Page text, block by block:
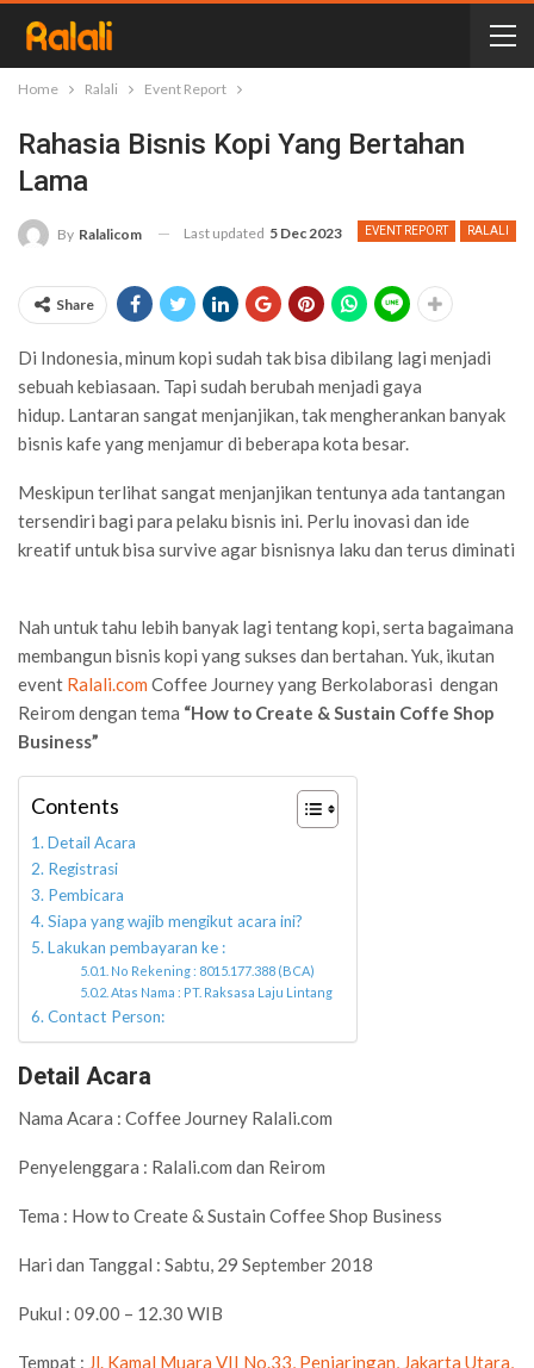
Home Ralali Event Report
Rahasia Bisnis Kopi Yang Bertahan
Lama
EVENT REPORT RALALI
By Ralalicom Last updated 5 Dec 2023
Share
Di Indonesia, minum kopi sudah tak bisa dibilang lagi menjadi
sebuah kebiasaan. Tapi sudah berubah menjadi gaya
hidup. Lantaran sangat menjanjikan, tak mengherankan banyak
bisnis kafe yang menjamur di beberapa kota besar.
Meskipun terlihat sangat menjanjikan tentunya ada tantangan
tersendiri bagi para pelaku bisnis ini. Perlu inovasi dan ide
kreatif untuk bisa survive agar bisnisnya laku dan terus diminati
Nah untuk tahu lebih banyak lagi tentang kopi, serta bagaimana
membangun bisnis kopi yang sukses dan bertahan. Yuk, ikutan
event Ralali.com Coffee Journey yang Berkolaborasi dengan
Reirom dengan tema “How to Create & Sustain Coffe Shop
Business”
Contents
Detail Acara
Registrasi
Pembicara
Siapa yang wajib mengikut acara ini?
Lakukan pembayaran ke :
No Rekening : 8015.177.388 (BCA)
Atas Nama : PT. Raksasa Laju Lintang
Contact Person:
Detail Acara
Nama Acara : Coffee Journey Ralali.com
Penyelenggara : Ralali.com dan Reirom
Tema : How to Create & Sustain Coffee Shop Business
Hari dan Tanggal : Sabtu, 29 September 2018
Pukul : 09.00 – 12.30 WIB
Tempat : Jl. Kamal Muara VII No.33, Penjaringan, Jakarta Utara,